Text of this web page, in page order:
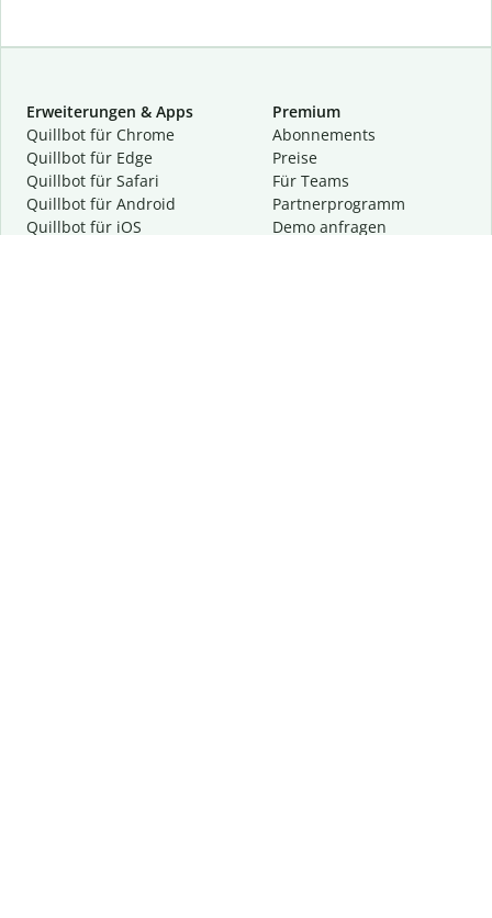
Erweiterungen & Apps
Quillbot für Chrome
Quillbot für Edge
Quillbot für Safari
Quillbot für Android
Quillbot für iOS
Premium
Abon­ne­ments
Preise
Für Teams
Partnerprogramm
Demo anfragen